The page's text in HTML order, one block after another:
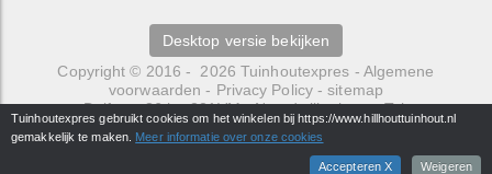
Desktop versie bekijken
Copyright © 2016 - 2026 Tuinhoutexpres - Algemene
voorwaarden - Privacy Policy-sitemap
Delfweg 36 b-221VM-Noordwijkerhout- Tel.
0252429484 -info@hillhouttuinhout.nl
: elexioshop.nl
Tuinhoutexpres gebruikt cookies om het winkelen bij https://www.hillhouttuinhout.nl
gemakkelijk te maken. Meer informatie over onze cookies
Accepteren X Weigeren